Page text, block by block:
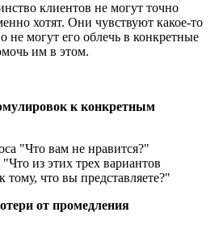
клиентов не могут точно
хотят. Они чувствуют какое-то
не могут его облечь в конкретные
им в этом.
к конкретным
"Что вам не нравится?"
"Что из этих трех вариантов
тому, что вы представляете?"
от промедления